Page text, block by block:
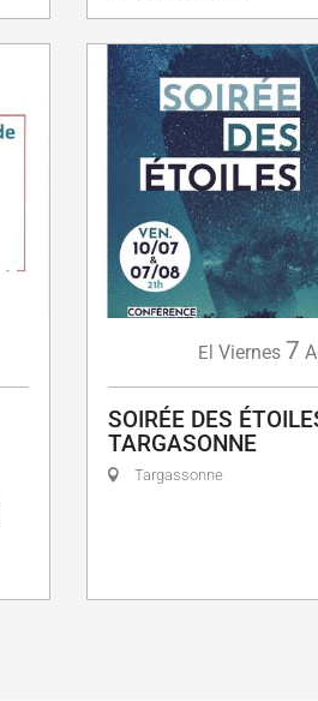
El Viernes 7
SOIRÉE DES
TARGASONNE
Targassonne